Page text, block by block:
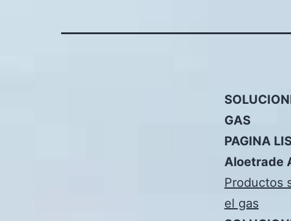
GAS
PAGINA
Aloetrade
Productos
el gas